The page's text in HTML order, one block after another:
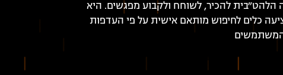
להכיר, לשוחח ולקבוע מפגשים. היא
כלים לחיפוש מותאם אישית על פי העדפות